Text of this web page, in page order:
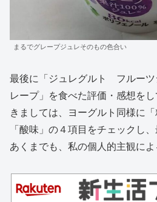
まるでグレープジュレそのもの色合い
最後に「ジュレグルト フルー
レープ」を食べた評価・感想を
きましては、ヨーグルト同様に
「酸味」の４項目をチェックし
あくまでも、私の個人的主観によ